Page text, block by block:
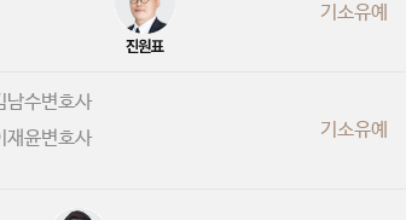
기소유예
기소유예